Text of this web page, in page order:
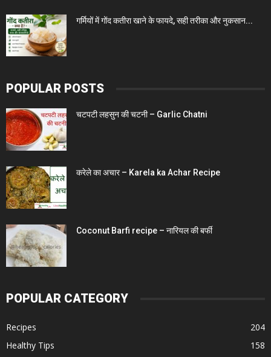
गर्मियों में गोंद कतीरा खाने के फायदे, सही तरीका और नुकसान...
POPULAR POSTS
चटपटी लहसुन की चटनी – Garlic Chatni
करेले का अचार – Karela ka Achar Recipe
Coconut Barfi recipe – नारियल की बर्फी
POPULAR CATEGORY
Recipes
204
Healthy Tips
158